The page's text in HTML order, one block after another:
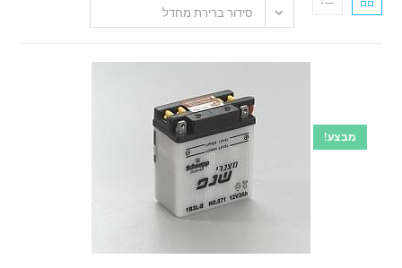
סידור ברירת מחדל